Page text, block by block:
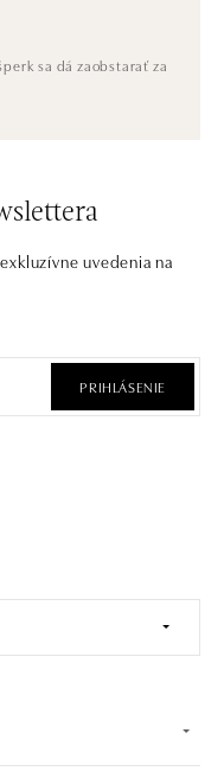
sa dá zaobstarať za
uvedenia na
PRIHLÁSENIE